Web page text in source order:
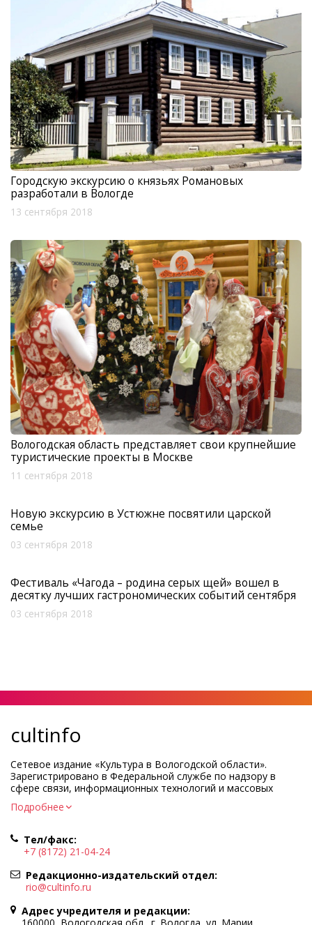
Городскую экскурсию о князьях Романовых
разработали в Вологде
13 сентября 2018
Вологодская область представляет свои крупнейшие
туристические проекты в Москве
11 сентября 2018
Новую экскурсию в Устюжне посвятили царской
семье
03 сентября 2018
Фестиваль «Чагода – родина серых щей» вошел в
десятку лучших гастрономических событий сентября
03 сентября 2018
cultinfo
Сетевое издание «Культура в Вологодской области».
Зарегистрировано в Федеральной службе по надзору в
сфере связи, информационных технологий и массовых
коммуникаций.
Регистрационный номер и дата принятия решения о
Учредитель КУ ВО «Информационно-аналитический центр
культуры»
Адрес учредителя и редакции: 160000, Вологодская обл., г.
Вологда, ул. Марии Ульяновой, д.10
Главный редактор — Легчанова Елена Григорьевна
Политика в отношении обработки персональных данных
Подробнее
Тел/факс:
+7 (8172) 21-04-24
Редакционно-издательский отдел:
rio@cultinfo.ru
Адрес учредителя и редакции: